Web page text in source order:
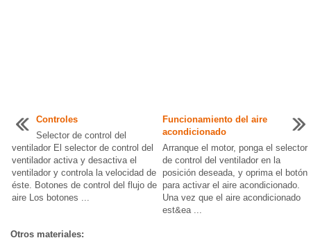
Controles
Selector de control del
ventilador El selector de control del
ventilador activa y desactiva el
ventilador y controla la velocidad de
éste. Botones de control del flujo de
aire Los botones ...
Funcionamiento del aire
acondicionado
Arranque el motor, ponga el selector
de control del ventilador en la
posición deseada, y oprima el botón
para activar el aire acondicionado.
Una vez que el aire acondicionado
est&ea ...
Otros materiales: